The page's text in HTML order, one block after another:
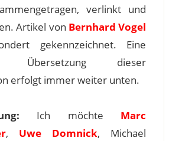
verlinkt und
Artikel von Bernhard Vogel
gekennzeichnet. Eine
Übersetzung dieser
erfolgt immer weiter unten.
Ich möchte Marc
, Uwe Domnick, Michael